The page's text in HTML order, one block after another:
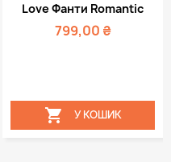
Love Фанти Romantic
799,00 ₴
 У КОШИК